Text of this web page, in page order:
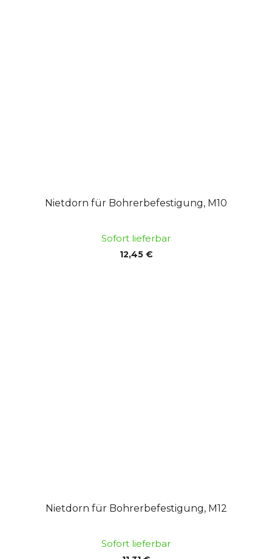
Nietdorn für Bohrerbefestigung, M10
Sofort lieferbar
12,45 €
Nietdorn für Bohrerbefestigung, M12
Sofort lieferbar